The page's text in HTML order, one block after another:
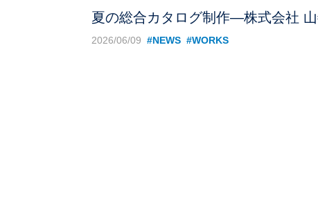
夏の総合カタログ制作―株式会社
2026/06/09 #NEWS #WORKS